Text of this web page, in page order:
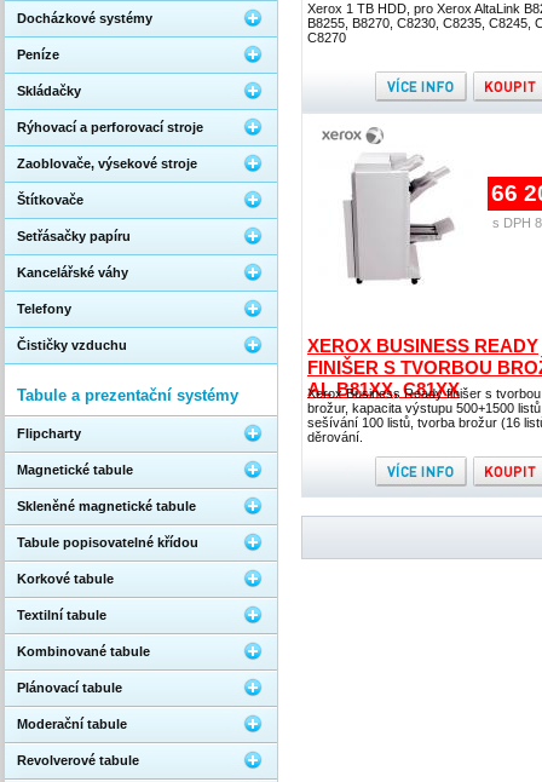
Xerox 1 TB HDD, pro Xerox AltaLink
B8255, B8270, C8230, C8235, C8245,
C8270
XEROX BUSINESS READY
FINIŠER S TVORBOU
AL B81XX, C81XX
Xerox Business Ready finišer s tvorbou
brožur, kapacita výstupu 500+1500
sešívání 100 listů, tvorba brožur (16
děrování.
66
s DPH
Docházkové systémy
Peníze
Skládačky
Rýhovací a perforovací stroje
Zaoblovače, výsekové stroje
Štítkovače
Setřásačky papíru
Kancelářské váhy
Telefony
Čističky vzduchu
Tabule a prezentační systémy
Flipcharty
Magnetické tabule
Skleněné magnetické tabule
Tabule popisovatelné křídou
Korkové tabule
Textilní tabule
Kombinované tabule
Plánovací tabule
Moderační tabule
Revolverové tabule